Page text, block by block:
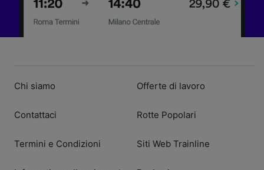
Chi siamo
Contattaci
Termini e Condizioni
Offerte di lavoro
Rotte Popolari
Siti Web Trainline